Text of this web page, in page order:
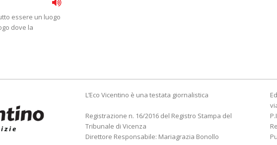
essere un luogo
dove la
L’Eco Vicentino è una testata giornalistica
Registrazione n. 16/2016 del Registro Stampa del
Tribunale di Vicenza
Direttore Responsabile: Mariagrazia Bonollo